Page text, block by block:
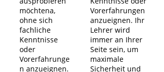
möchtena,
ohne sich
fachliche
Kenntnisse
oder
Vorerfahrunge
n anzueignen.
Vorerfahrungen
anzueignen. Ihr
Lehrer wird
immer an Ihrer
Seite sein, um
maximale
Sicherheit und